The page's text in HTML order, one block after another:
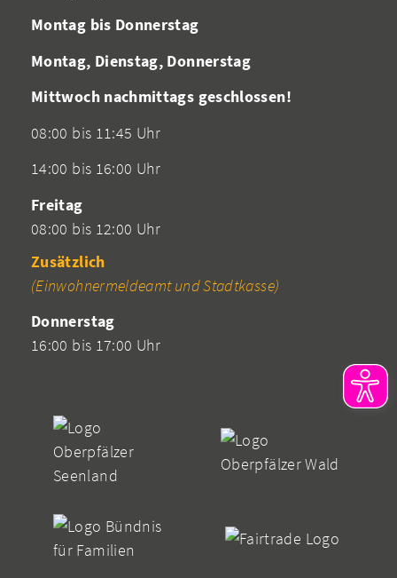
Montag bis Donnerstag
Montag, Dienstag, Donnerstag
Mittwoch nachmittags geschlossen!
08:00 bis 11:45 Uhr
14:00 bis 16:00 Uhr
Freitag
08:00 bis 12:00 Uhr
Zusätzlich
(Einwohnermeldeamt und Stadtkasse)
Donnerstag
16:00 bis 17:00 Uhr